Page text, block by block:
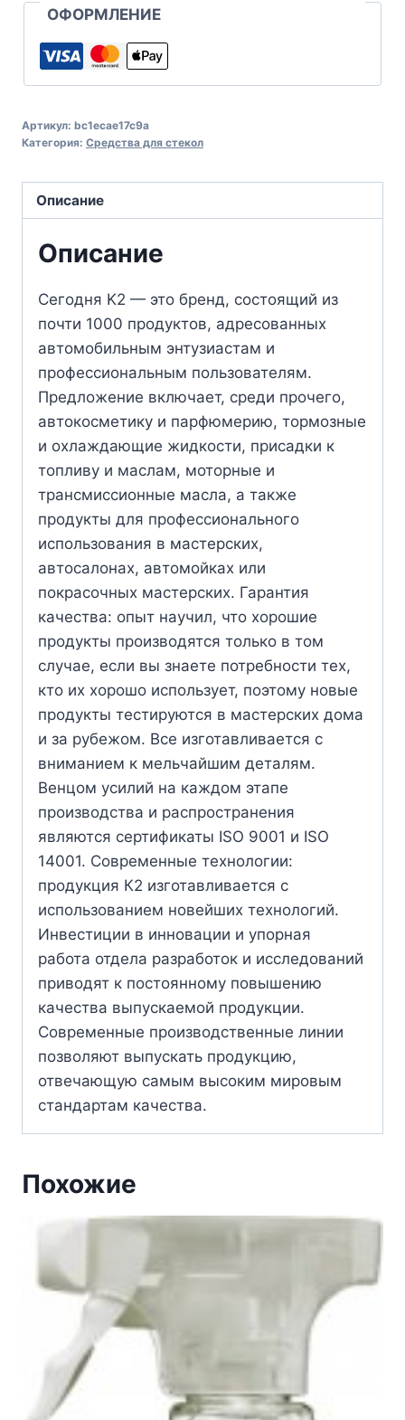
ОФОРМЛЕНИЕ
Артикул: bc1ecae17c9a
Категория: Средства для стекол
Описание
Описание
Сегодня K2 — это бренд, состоящий из
почти 1000 продуктов, адресованных
автомобильным энтузиастам и
профессиональным пользователям.
Предложение включает, среди прочего,
автокосметику и парфюмерию, тормозные
и охлаждающие жидкости, присадки к
топливу и маслам, моторные и
трансмиссионные масла, а также
продукты для профессионального
использования в мастерских,
автосалонах, автомойках или
покрасочных мастерских. Гарантия
качества: опыт научил, что хорошие
продукты производятся только в том
случае, если вы знаете потребности тех,
кто их хорошо использует, поэтому новые
продукты тестируются в мастерских дома
и за рубежом. Все изготавливается с
вниманием к мельчайшим деталям.
Венцом усилий на каждом этапе
производства и распространения
являются сертификаты ISO 9001 и ISO
14001. Современные технологии:
продукция К2 изготавливается с
использованием новейших технологий.
Инвестиции в инновации и упорная
работа отдела разработок и исследований
приводят к постоянному повышению
качества выпускаемой продукции.
Современные производственные линии
позволяют выпускать продукцию,
отвечающую самым высоким мировым
стандартам качества.
Похожие